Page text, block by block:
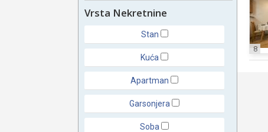
Vrsta Nekretnine
Stan
Kuća
Apartman
Garsonjera
Soba
8